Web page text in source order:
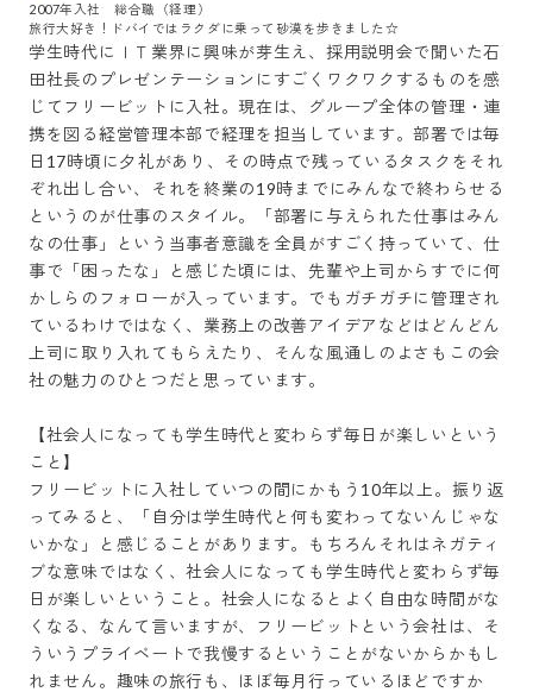
2007年入社　総合職（経理）
旅行大好き！ドバイではラクダに乗って砂漠を歩きました☆
学生時代にＩＴ業界に興味が芽生え、採用説明会で聞いた石
田社長のプレゼンテーションにすごくワクワクするものを感
じてフリービットに入社。現在は、グループ全体の管理・連
携を図る経営管理本部で経理を担当しています。部署では毎
日17時頃に夕礼があり、その時点で残っているタスクをそれ
ぞれ出し合い、それを終業の19時までにみんなで終わらせる
というのが仕事のスタイル。「部署に与えられた仕事はみん
なの仕事」という当事者意識を全員がすごく持っていて、仕
事で「困ったな」と感じた頃には、先輩や上司からすでに何
かしらのフォローが入っています。でもガチガチに管理され
ているわけではなく、業務上の改善アイデアなどはどんどん
上司に取り入れてもらえたり、そんな風通しのよさもこの会
社の魅力のひとつだと思っています。
【社会人になっても学生時代と変わらず毎日が楽しいという
こと】
フリービットに入社していつの間にかもう10年以上。振り返
ってみると、「自分は学生時代と何も変わってないんじゃな
いかな」と感じることがあります。もちろんそれはネガティ
ブな意味ではなく、社会人になっても学生時代と変わらず毎
日が楽しいということ。社会人になるとよく自由な時間がな
くなる、なんて言いますが、フリービットという会社は、そ
ういうプライベートで我慢するということがないからかもし
れません。趣味の旅行も、ほぼ毎月行っているほどですか